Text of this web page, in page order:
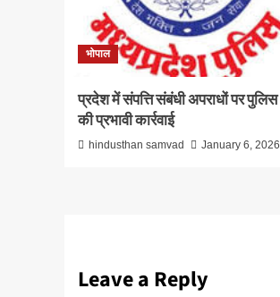
भोपाल
प्रदेश में संपत्ति संबंधी अपराधों पर पुलिस
की प्रभावी कार्रवाई
hindusthan samvad January 6, 2026
Leave a Reply